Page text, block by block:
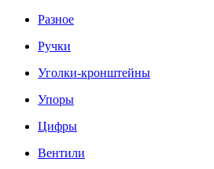
Разное
Ручки
Уголки-кронштейны
Упоры
Цифры
Вентили